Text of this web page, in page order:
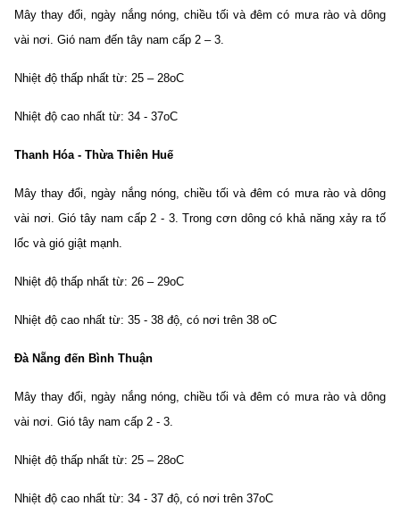
Mây thay đổi, ngày nắng nóng, chiều tối và đêm có mưa rào và dông
vài nơi. Gió nam đến tây nam cấp 2 – 3.
Nhiệt độ thấp nhất từ: 25 – 28oC
Nhiệt độ cao nhất từ: 34 - 37oC
Thanh Hóa - Thừa Thiên Huế
Mây thay đổi, ngày nắng nóng, chiều tối và đêm có mưa rào và dông
vài nơi. Gió tây nam cấp 2 - 3. Trong cơn dông có khả năng xảy ra tố
lốc và gió giật mạnh.
Nhiệt độ thấp nhất từ: 26 – 29oC
Nhiệt độ cao nhất từ: 35 - 38 độ, có nơi trên 38 oC
Đà Nẵng đến Bình Thuận
Mây thay đổi, ngày nắng nóng, chiều tối và đêm có mưa rào và dông
vài nơi. Gió tây nam cấp 2 - 3.
Nhiệt độ thấp nhất từ: 25 – 28oC
Nhiệt độ cao nhất từ: 34 - 37 độ, có nơi trên 37oC